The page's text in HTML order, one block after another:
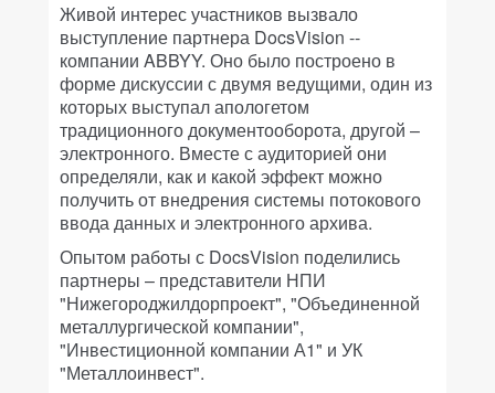
Живой интерес участников вызвало
выступление партнера DocsVision --
компании ABBYY. Оно было построено в
форме дискуссии с двумя ведущими, один из
которых выступал апологетом
традиционного документооборота, другой –
электронного. Вместе с аудиторией они
определяли, как и какой эффект можно
получить от внедрения системы потокового
ввода данных и электронного архива.
Опытом работы с DocsVision поделились
партнеры – представители НПИ
"Нижегороджилдорпроект", "Объединенной
металлургической компании",
"Инвестиционной компании А1" и УК
"Металлоинвест".